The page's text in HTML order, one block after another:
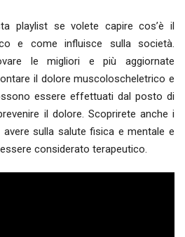
playlist se volete capire cos’è il
e come influisce sulla società.
le migliori e più aggiornate
il dolore muscoloscheletrico e
essere effettuati dal posto di
il dolore. Scoprirete anche i
sulla salute fisica e mentale e
considerato terapeutico.